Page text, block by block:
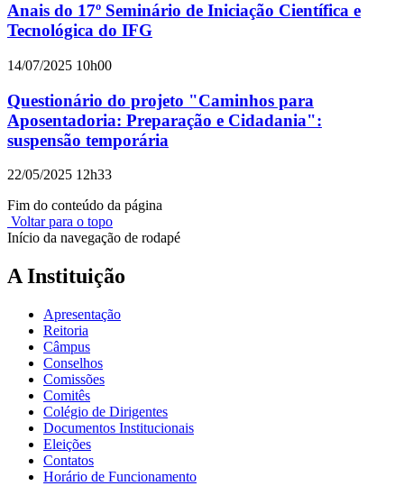
Anais do 17º Seminário de Iniciação Científica e
Tecnológica do IFG
14/07/2025 10h00
Questionário do projeto "Caminhos para
Aposentadoria: Preparação e Cidadania":
suspensão temporária
22/05/2025 12h33
Fim do conteúdo da página
Voltar para o topo
Início da navegação de rodapé
A Instituição
Apresentação
Reitoria
Câmpus
Conselhos
Comissões
Comitês
Colégio de Dirigentes
Documentos Institucionais
Eleições
Contatos
Horário de Funcionamento